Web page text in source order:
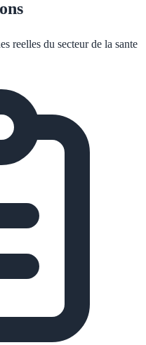
reelles du secteur de la sante